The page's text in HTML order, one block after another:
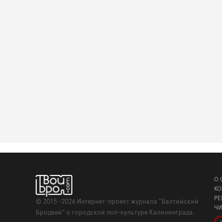
© 2015 -2026 Интернет-проект журнала "Балтийский
Бродвей" о городской поп-культуре Калининграда.
О